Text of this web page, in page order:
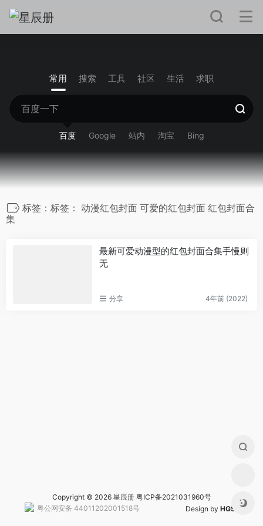
常用 搜索 工具 社区 生活 求职
百度 Google 站内 淘宝 Bing
标签：标签： 动漫红包封面 可爱的红包封面 红包封面合
集
最新可爱动漫型的红包封面合集手慢则
无
分享 4年前 (2022)
Copyright © 2026 星辰册 粤ICP备2021031960号
粤公网安备 44011202001518号Design by HGS